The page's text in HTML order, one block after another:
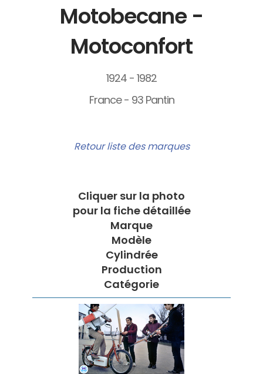
Motobecane -
Motoconfort
1924 - 1982
France - 93 Pantin
Retour liste des marques
Cliquer sur la photo
pour la fiche détaillée
Marque
Modèle
Cylindrée
Production
Catégorie